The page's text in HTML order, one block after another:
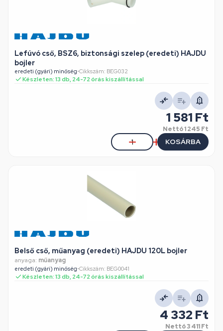
Lefúvó cső, BSZ6, biztonsági szelep (eredeti) HAJDU
bojler
eredeti (gyári) minőség•Cikkszám: BEG032
Készleten: 13 db, 24-72 órás kiszállítással
1 581 Ft
Nettó1 245 Ft
KOSÁRBA
Belső cső, műanyag (eredeti) HAJDU 120L bojler
anyaga: műanyag
eredeti (gyári) minőség•Cikkszám: BEG0041
Készleten: 13 db, 24-72 órás kiszállítással
4 332 Ft
Nettó3 411 Ft